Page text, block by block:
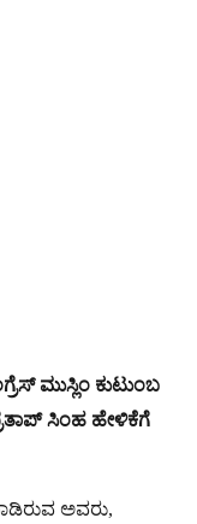
ಮುಸ್ಲಿಂ ಕುಟುಂಬ
ಸಿಂಹ ಹೇಳಿಕೆಗೆ
ಅವರು,